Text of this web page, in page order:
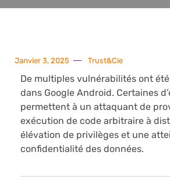
Janvier 3, 2025 Trust&Cie
De multiples vulnérabilités ont
dans Google Android. Certaines
permettent à un attaquant de
exécution de code arbitraire à
élévation de privilèges et une
confidentialité des données.